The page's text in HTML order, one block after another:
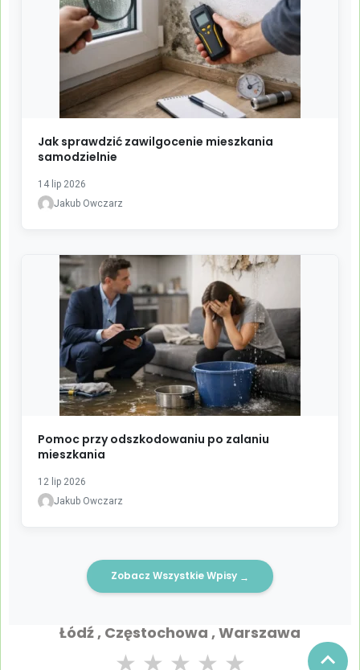
Jak sprawdzić zawilgocenie mieszkania
samodzielnie
14 lip 2026
Jakub Owczarz
Pomoc przy odszkodowaniu po zalaniu
mieszkania
12 lip 2026
Jakub Owczarz
Zobacz Wszystkie Wpisy →
Łódź , Częstochowa , Warszawa
★ ★ ★ ★ ★